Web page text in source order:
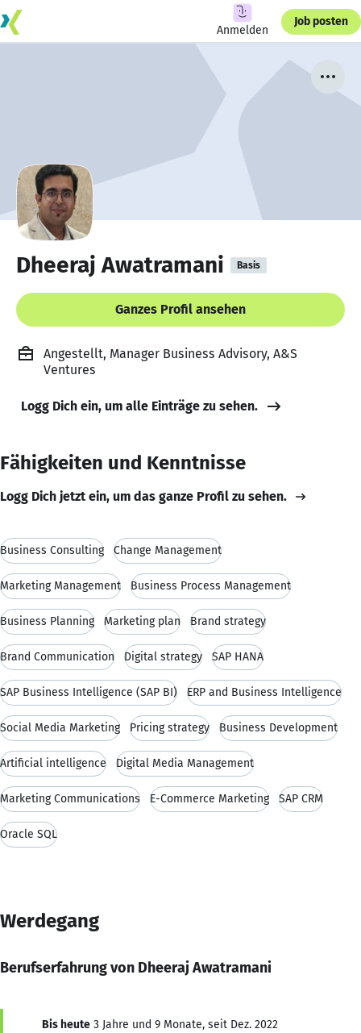
Anmelden
Job posten
Dheeraj Awatramani Basis
Ganzes Profil ansehen
Angestellt, Manager Business Advisory, A&S
Ventures
Logg Dich ein, um alle Einträge zu sehen.
Fähigkeiten und Kenntnisse
Logg Dich jetzt ein, um das ganze Profil zu sehen.
Business Consulting Change Management
Marketing Management Business Process Management
Business Planning Marketing plan Brand strategy
Brand Communication Digital strategy SAP HANA
SAP Business Intelligence (SAP BI) ERP and Business Intelligence
Social Media Marketing Pricing strategy Business Development
Artificial intelligence Digital Media Management
Marketing Communications E-Commerce Marketing SAP CRM
Oracle SQL
Werdegang
Berufserfahrung von Dheeraj Awatramani
Bis heute 3 Jahre und 9 Monate, seit Dez. 2022